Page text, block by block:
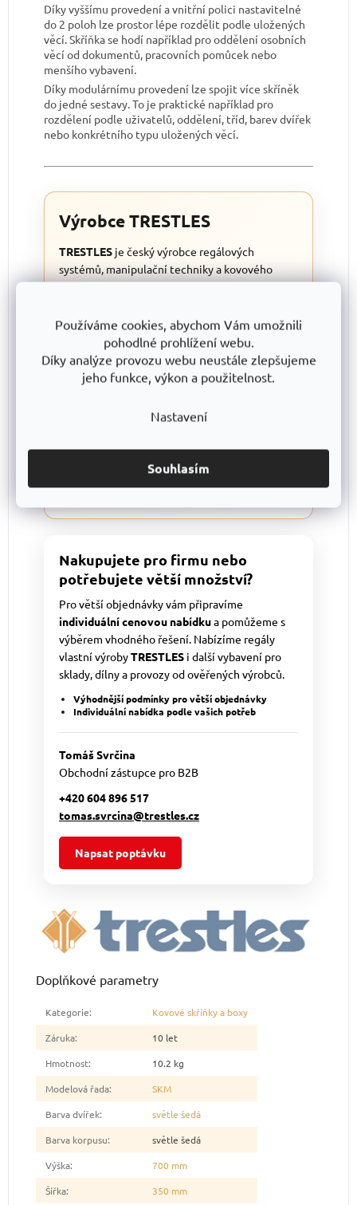
Používáme cookies, abychom Vám umožnili
pohodlné prohlížení webu.
Díky analýze provozu webu neustále zlepšujeme
jeho funkce, výkon a použitelnost.
Nastavení
Souhlasím
Díky vyššímu provedení a vnitřní polici nastavitelné
do 2 poloh lze prostor lépe rozdělit podle uložených
věcí. Skříňka se hodí například pro oddělení osobních
věcí od dokumentů, pracovních pomůcek nebo
menšího vybavení.
Díky modulárnímu provedení lze spojit více skříněk
do jedné sestavy. To je praktické například pro
rozdělení podle uživatelů, oddělení, tříd, barev dvířek
nebo konkrétního typu uložených věcí.
Výrobce TRESTLES
TRESTLES je český výrobce regálových
systémů, manipulační techniky a kovového
vybavení s důrazem nakvalitní ocelové
používání. Kovové skříňky SKM vyrábíme na
nové automatizované lincePSBB, která
pomáhá udržet vysokou přesnost, čisté
zpracování a konzistentní kvalitu výroby.
maximálním důrazem na precizní zpracování a
svou skříňku můžete spolehnout při
každodenním používání doma, ve škole, ve
firmě i v provozu.
Nakupujete pro firmu nebo
potřebujete větší množství?
Pro větší objednávky vám připravíme
individuální cenovou nabídkua pomůžeme s
výběrem vhodného řešení. Nabízíme regály
vlastní výrobyTRESTLES i další vybavení pro
sklady, dílny a provozy od ověřených výrobců.
Výhodnější podmínky pro větší objednávky
Individuální nabídka podle vašich potřeb
Tomáš Svrčina
Obchodní zástupce pro B2B
+420 604 896 517
tomas.svrcina@trestles.cz
Napsat poptávku
Doplňkové parametry
Kategorie:
Kovové skříňky a boxy
Záruka:
10 let
Hmotnost:
10.2 kg
Modelová řada:
SKM
Barva dvířek:
světle šedá
Barva korpusu:
světle šedá
Výška:
700 mm
Šířka: 350 mm